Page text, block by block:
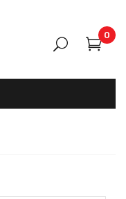
0